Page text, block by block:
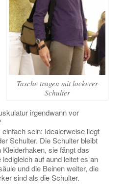
Tasche tragen mit lockerer
Schulter
irgendwann vor
sein: Idealerweise liegt
Schulter. Die Schulter bleibt
sie fängt das
auf aund leitet es an
und die Beinen weiter, die
sind als die Schulter.